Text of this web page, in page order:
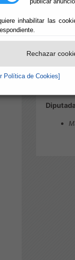
inhabilitar las
Rechazar
Política de Cookies]